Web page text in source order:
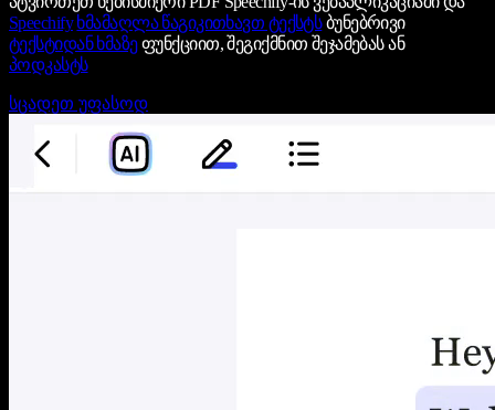
Speechify ხმამაღლა წაგიკითხავთ ტექსტსბუნებრივი
ტექსტიდან ხმაზეფუნქციით, შეგიქმნით შეჯამებას ან
პოდკასტს
სცადეთ უფასოდ